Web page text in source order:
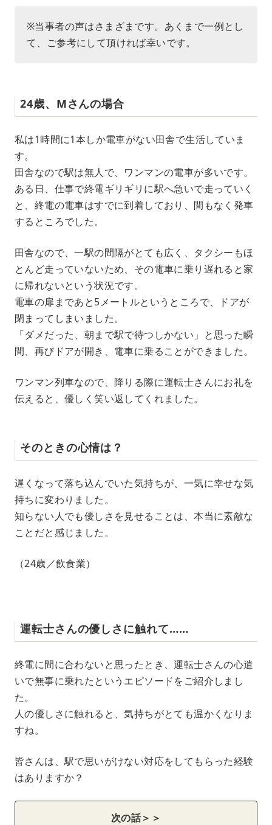
※当事者の声はさまざまです。あくまで一例とし
て、ご参考にして頂ければ幸いです。
24歳、Mさんの場合
私は1時間に1本しか電車がない田舎で生活していま
す。
田舎なので駅は無人で、ワンマンの電車が多いです。
ある日、仕事で終電ギリギリに駅へ急いで走っていく
と、終電の電車はすでに到着しており、間もなく発車
するところでした。
田舎なので、一駅の間隔がとても広く、タクシーもほ
とんど走っていないため、その電車に乗り遅れると家
に帰れないという状況です。
電車の扉まであと5メートルというところで、ドアが
閉まってしまいました。
「ダメだった、朝まで駅で待つしかない」と思った瞬
間、再びドアが開き、電車に乗ることができました。
ワンマン列車なので、降りる際に運転士さんにお礼を
伝えると、優しく笑い返してくれました。
そのときの心情は？
遅くなって落ち込んでいた気持ちが、一気に幸せな気
持ちに変わりました。
知らない人でも優しさを見せることは、本当に素敵な
ことだと感じました。
（24歳／飲食業）
運転士さんの優しさに触れて……
終電に間に合わないと思ったとき、運転士さんの心遣
いで無事に乗れたというエピソードをご紹介しまし
た。
人の優しさに触れると、気持ちがとても温かくなりま
すね。
皆さんは、駅で思いがけない対応をしてもらった経験
はありますか？
次の話＞＞